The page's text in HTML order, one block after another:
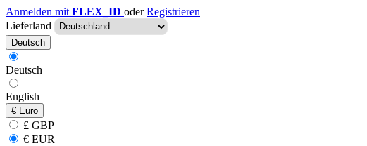
Anmelden mit FLEX_ID oder Registrieren
Lieferland
Deutsch
Deutsch
English
€ Euro
£ GBP
€ EUR